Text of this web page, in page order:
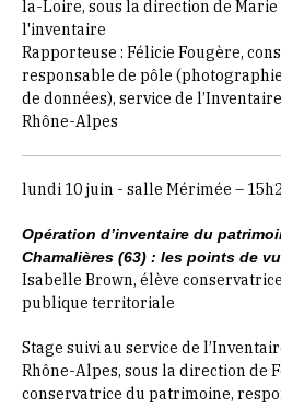
la-Loire, sous la direction de Marie
l'inventaire
Rapporteuse : Félicie Fougère,
responsable de pôle
de données), service de
Rhône-Alpes
lundi 10 juin - salle Mérimée –
Opération d’inventaire du
Chamalières (63) : les points de
Isabelle Brown, élève
publique territoriale
Stage suivi au service de
Rhône-Alpes, sous la direction de
conservatrice du patrimoine,